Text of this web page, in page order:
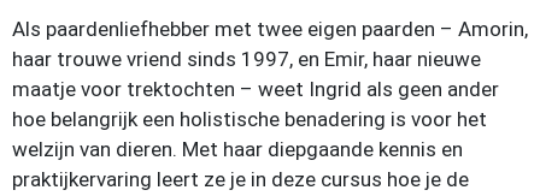
Als paardenliefhebber met twee eigen paarden – Amorin,
haar trouwe vriend sinds 1997, en Emir, haar nieuwe
maatje voor trektochten – weet Ingrid als geen ander
hoe belangrijk een holistische benadering is voor het
welzijn van dieren. Met haar diepgaande kennis en
praktijkervaring leert ze je in deze cursus hoe je de